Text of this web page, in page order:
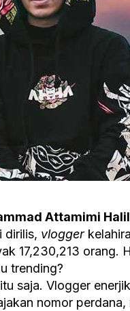
Attamimi
dirilis, vlogger
17,230,213 orang.
trending?
saja. Vlogger
nomor